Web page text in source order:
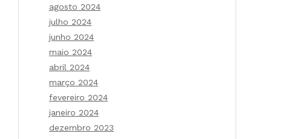
agosto 2024
julho 2024
junho 2024
maio 2024
abril 2024
março 2024
fevereiro 2024
janeiro 2024
dezembro 2023